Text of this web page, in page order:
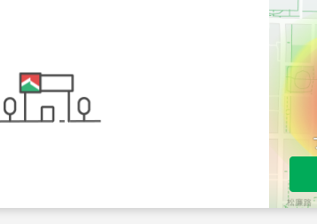
新竹市新竹市慈祥路